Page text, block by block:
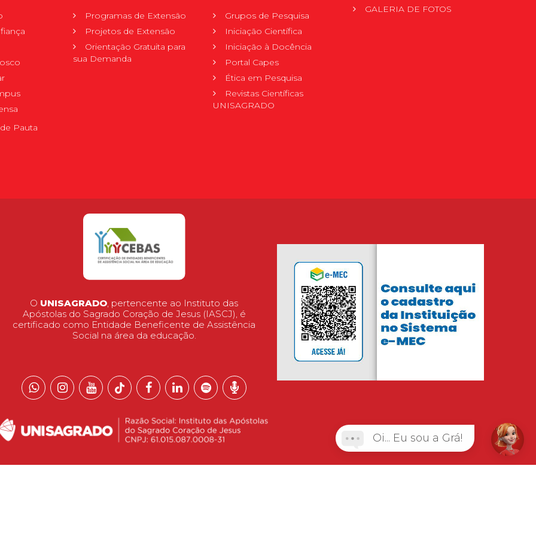
Pauta
Programas de Extensão
Projetos de Extensão
Orientação Gratuita para
sua Demanda
Grupos de Pesquisa
Iniciação Científica
Iniciação à Docência
Portal Capes
Ética em Pesquisa
Revistas Científicas
UNISAGRADO
GALERIA DE FOTOS
O UNISAGRADO, pertencente ao Instituto das
Apóstolas do Sagrado Coração de Jesus (IASCJ), é
certificado como Entidade Beneficente de Assistência
Social na área da educação.
Oi... Eu sou a Grá!